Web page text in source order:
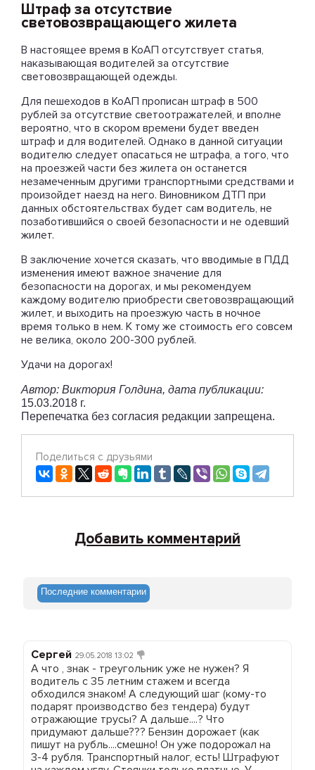
Штраф за отсутствие
световозвращающего жилета
В настоящее время в КоАП отсутствует статья,
наказывающая водителей за отсутствие
световозвращающей одежды.
Для пешеходов в КоАП прописан штраф в 500
рублей за отсутствие светоотражателей, и вполне
вероятно, что в скором времени будет введен
штраф и для водителей. Однако в данной ситуации
водителю следует опасаться не штрафа, а того, что
на проезжей части без жилета он останется
незамеченным другими транспортными средствами и
произойдет наезд на него. Виновником ДТП при
данных обстоятельствах будет сам водитель, не
позаботившийся о своей безопасности и не одевший
жилет.
В заключение хочется сказать, что вводимые в ПДД
изменения имеют важное значение для
безопасности на дорогах, и мы рекомендуем
каждому водителю приобрести световозвращающий
жилет, и выходить на проезжую часть в ночное
время только в нем. К тому же стоимость его совсем
не велика, около 200-300 рублей.
Удачи на дорогах!
Автор: Виктория Голдина, дата публикации:
15.03.2018 г.
Перепечатка без согласия редакции запрещена.
Поделиться с друзьями
Добавить комментарий
Последние комментарии
Сергей 29.05.2018 13:02
А что , знак - треугольник уже не нужен? Я
водитель с 35 летним стажем и всегда
обходился знаком! А следующий шаг (кому-то
подарят производство без тендера) будут
отражающие трусы? А дальше....? Что
придумают дальше??? Бензин дорожает (как
пишут на рубль....смешно! Он уже подорожал на
3-4 рубля. Транспортный налог, есть! Штрафуют